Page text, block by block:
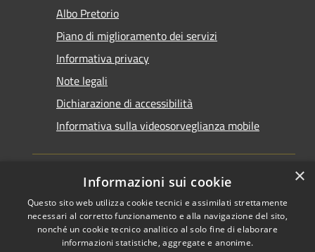
Albo Pretorio
Piano di miglioramento dei servizi
Informativa privacy
Note legali
Dichiarazione di accessibilità
Informativa sulla videosorveglianza mobile
RSS
Accessibilità
Copyright © 2026 • Comune di
Taranto • Powered by
Municipium•Accesso
×
Informazioni sui cookie
Questo sito web utilizza cookie tecnici e assimilati strettamente
necessari al corretto funzionamento e alla navigazione del sito,
nonché un cookie tecnico analitico al solo fine di elaborare
informazioni statistiche, aggregate e anonime.